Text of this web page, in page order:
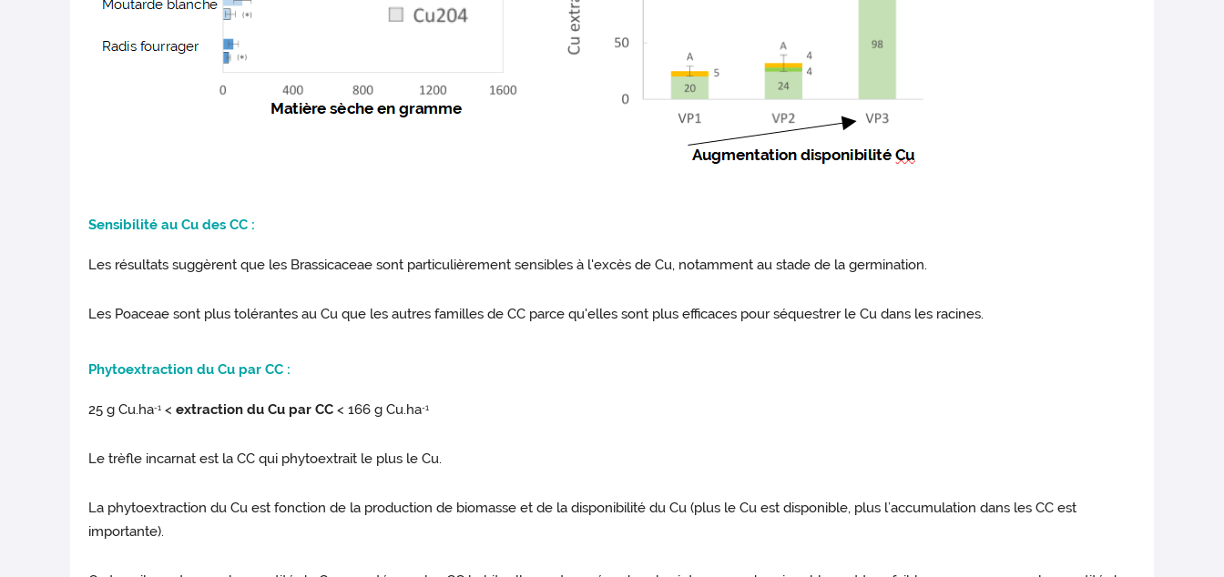
Sensibilité au Cu des CC :
Les résultats suggèrent que les Brassicaceae sont particulièrement sensibles à l'excès de Cu, notamment au stade de la germination.
Les Poaceae sont plus tolérantes au Cu que les autres familles de CC parce qu'elles sont plus efficaces pour séquestrer le Cu dans les racines.
Phytoextraction du Cu par CC :
25 g Cu.ha-1 <extraction du Cu par CC < 166 g Cu.ha-1
Le trèfle incarnat est la CC qui phytoextrait le plus le Cu.
La phytoextraction du Cu est fonction de la production de biomasse et de la disponibilité du Cu (plus le Cu est disponible, plus l’accumulation dans les CC est
importante).